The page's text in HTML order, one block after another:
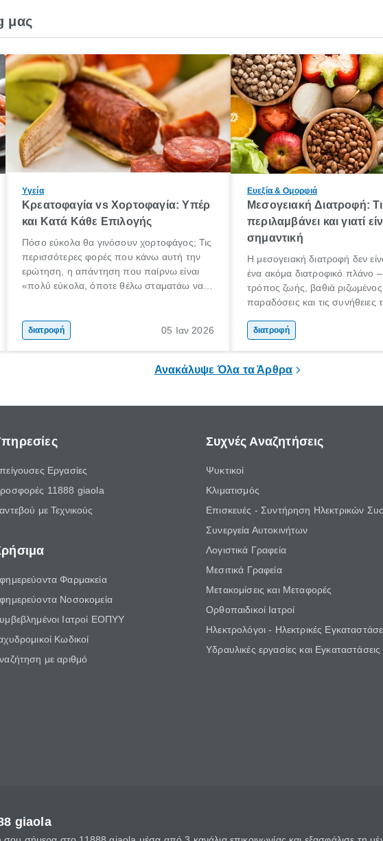
μας
Υγεία
Κρεατοφαγία vs Χορτοφαγία: Υπέρ
και Κατά Κάθε Eπιλογής
Πόσο εύκολα θα γινόσουν χορτοφάγος; Τις
περισσότερες φορές που κάνω αυτή την
ερώτηση, η απάντηση που παίρνω είναι
«πολύ εύκολα, όποτε θέλω σταματάω να
ακόμα λιγότεροι εκείνοι που το κάνουν. Και
γιατί θα πρέπει όλοι να σταματήσουν να
διατροφή 05 Ιαν 2026
Ευεξία & Ομορφιά
Μεσογειακή Διατροφή: Τι
περιλαμβάνει και γιατί
σημαντική
Η μεσογειακή διατροφή δεν
ένα ακόμα διατροφικό πλάνο –
τρόπος ζωής, βαθιά ριζωμένος
παραδόσεις και τις
και ανεπεξέργαστα υλικά,
διατροφή
Ανακάλυψε Όλα τα Άρθρα
Εργασίες
11888 giaola
με Τεχνικούς
Φαρμακεία
Νοσοκομεία
Ιατροί ΕΟΠΥΥ
Κωδικοί
με αριθμό
Συχνές Αναζητήσεις
Ψυκτικοί
Κλιματισμός
Επισκευές - Συντήρηση Ηλεκτρικών
Συνεργεία Αυτοκινήτων
Λογιστικά Γραφεία
Μεσιτικά Γραφεία
Μετακομίσεις και Μεταφορές
Ορθοπαιδικοί Ιατροί
Ηλεκτρολόγοι - Ηλεκτρικές
Υδραυλικές εργασίες και Εγκαταστάσεις
giaola